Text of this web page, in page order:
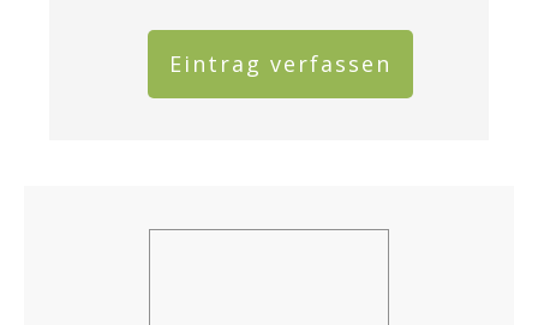
Eintrag verfassen